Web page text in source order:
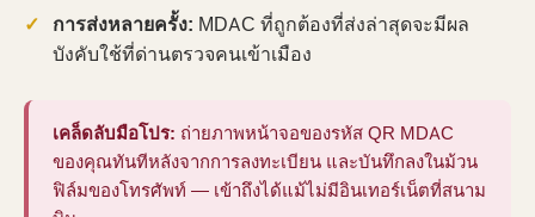
การส่งหลายครั้ง: MDAC ที่ถูกต้องที่ส่งล่าสุดจะมีผล
บังคับใช้ที่ด่านตรวจคนเข้าเมือง
เคล็ดลับมือโปร: ถ่ายภาพหน้าจอของรหัส QR MDAC
ของคุณทันทีหลังจากการลงทะเบียน และบันทึกลงในม้วน
ฟิล์มของโทรศัพท์ — เข้าถึงได้แม้ไม่มีอินเทอร์เน็ตที่สนาม